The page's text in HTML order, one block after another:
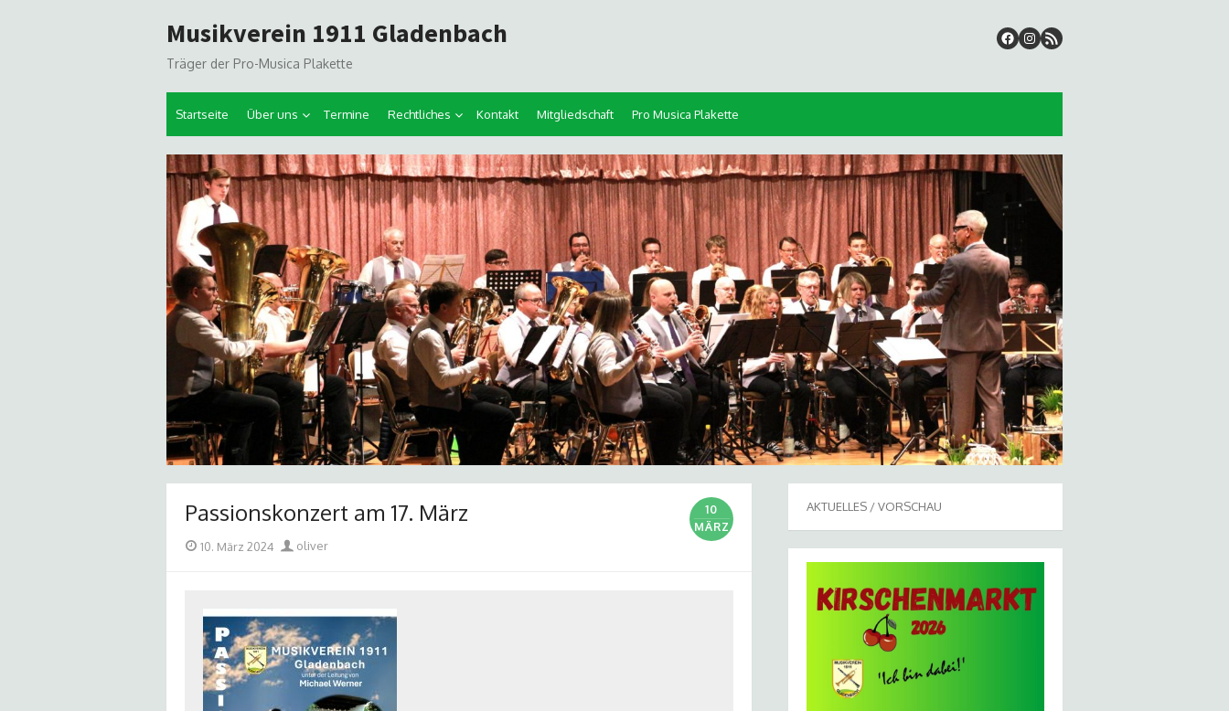
to
Musikverein 1911 Gladenbach
Träger der Pro-Musica Plakette
Startseite Über uns Termine Rechtliches Kontakt Mitgliedschaft Pro Musica Plakette
Passionskonzert am 17. März
10
MÄRZ
Posted
10. März 2024 Author
oliver
AKTUELLES / VORSCHAU